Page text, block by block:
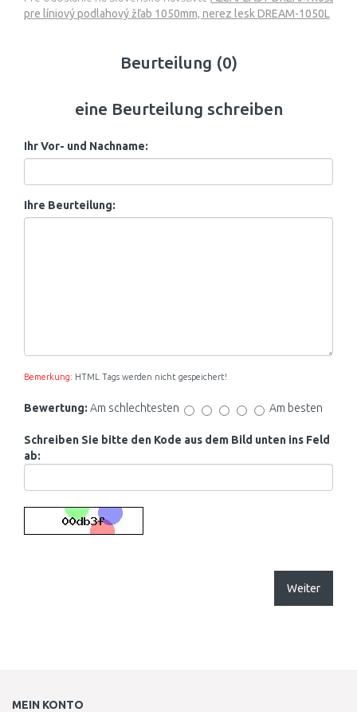
pre líniový podlahový žľab 1050mm, nerez lesk DREAM-1050L
Beurteilung (0)
eine Beurteilung schreiben
Ihr Vor- und Nachname:
Ihre Beurteilung:
Bemerkung: HTML Tags werden nicht gespeichert!
Bewertung: Am schlechtesten Am besten
Schreiben Sie bitte den Kode aus dem Bild unten ins Feld
ab:
Weiter
MEIN KONTO